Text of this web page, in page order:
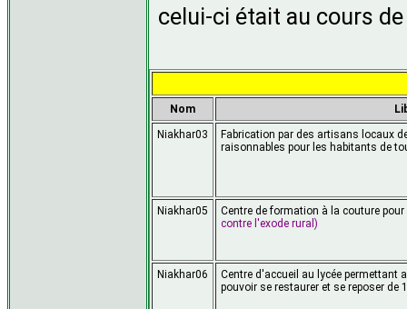
celui-ci était au cours
Nom
Niakhar03
Fabrication par des artisans locaux
raisonnables pour les habitants de
Niakhar05
Centre de formation à la couture
contre l'exode rural)
Niakhar06
Centre d'accueil au lycée permettant
pouvoir se restaurer et se reposer de